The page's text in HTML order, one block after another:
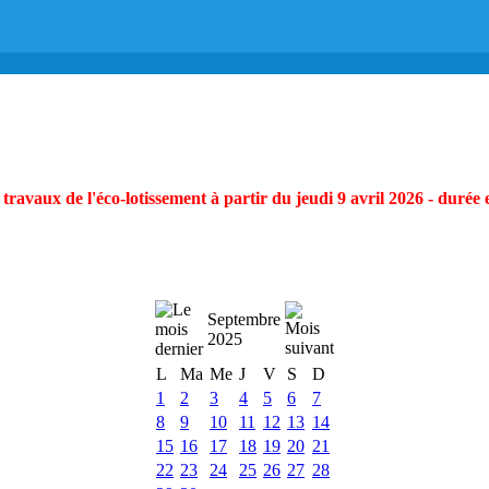
de l'éco-lotissement à partir du jeudi 9 avril 2026 - durée
Septembre
2025
L
Ma Me J V S
D
1
2 3 4 5 6
7
8
9 10 11 12 13 14
15 16 17 18 19 20 21
22 23 24 25 26 27 28